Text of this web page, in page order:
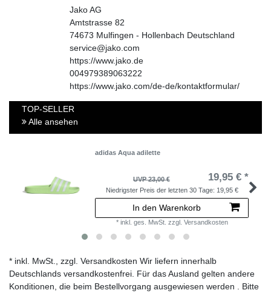
Jako AG
Amtstrasse 82
74673 Mulfingen - Hollenbach Deutschland
service@jako.com
https://www.jako.de
004979389063222
https://www.jako.com/de-de/kontaktformular/
TOP-SELLER
Alle ansehen
adidas Aqua adilette
UVP 23,00 € 19,95 € *
Niedrigster Preis der letzten 30 Tage: 19,95 €
In den Warenkorb
* inkl. ges. MwSt. zzgl. Versandkosten
* inkl. MwSt., zzgl. Versandkosten Wir liefern innerhalb
Deutschlands versandkostenfrei. Für das Ausland gelten andere
Konditionen, die beim Bestellvorgang ausgewiesen werden . Bitte